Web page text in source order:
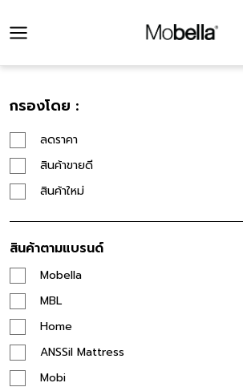
กรองโดย :
ลดราคา
สินค้าขายดี
สินค้าใหม่
สินค้าตามแบรนด์
Mobella
MBL
Home
ANSSil Mattress
Mobi